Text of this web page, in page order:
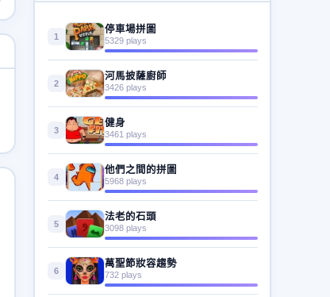
1
停車場拼圖
5329 plays
2
河馬披薩廚師
3426 plays
3
健身
3461 plays
4
他們之間的拼圖
5968 plays
5
法老的石頭
3098 plays
6
萬聖節妝容趨勢
732 plays